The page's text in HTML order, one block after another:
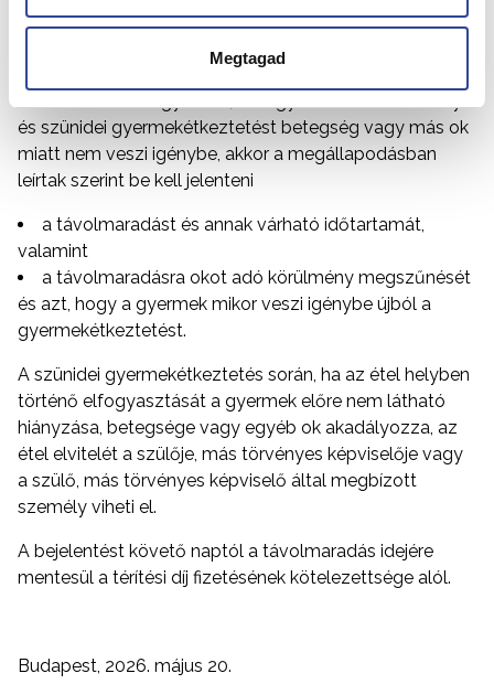
Megtagad
szülővel/törvényes képviselővel/befogadó
és szünidei gyermekétkeztetést betegség vagy más ok
miatt nem veszi igénybe, akkor a megállapodásban
leírtak szerint be kell jelenteni
a távolmaradást és annak várható időtartamát,
valamint
a távolmaradásra okot adó körülmény megszűnését
és azt, hogy a gyermek mikor veszi igénybe újból a
gyermekétkeztetést.
A szünidei gyermekétkeztetés során, ha az étel helyben
történő elfogyasztását a gyermek előre nem látható
hiányzása, betegsége vagy egyéb ok akadályozza, az
étel elvitelét a szülője, más törvényes képviselője vagy
a szülő, más törvényes képviselő által megbízott
személy viheti el.
A bejelentést követő naptól a távolmaradás idejére
mentesül a térítési díj fizetésének kötelezettsége alól.
Budapest, 2026. május 20.